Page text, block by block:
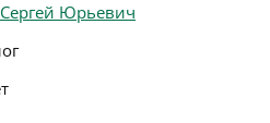
Юрьевич